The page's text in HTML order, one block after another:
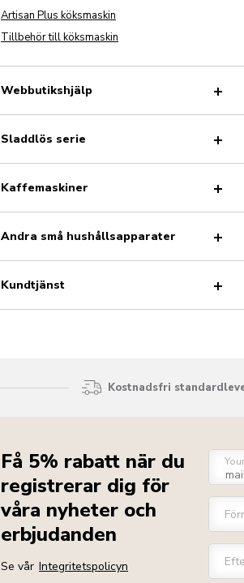
Artisan Plus köksmaskin
Tillbehör till köksmaskin
Webbutikshjälp
Sladdlös serie
Kaffemaskiner
Andra små hushållsapparater
Kundtjänst
Kostnadsfri
Få 5% rabatt när du
registrerar dig för
våra nyheter och
erbjudanden
Se vår Integritetspolicyn